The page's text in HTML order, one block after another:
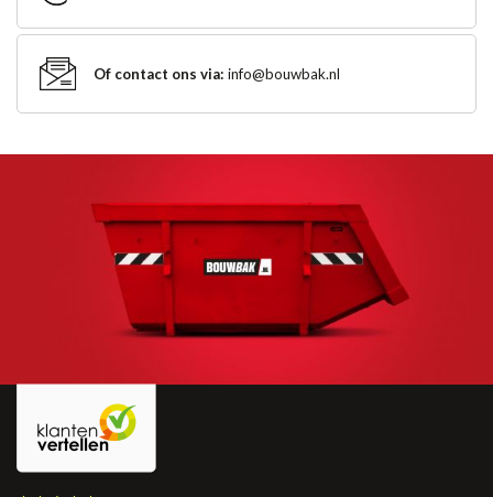
Of contact ons via: info@bouwbak.nl